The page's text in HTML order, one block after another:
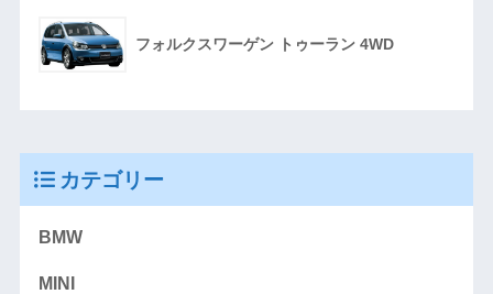
フォルクスワーゲン トゥーラン 4WD
カテゴリー
BMW
MINI